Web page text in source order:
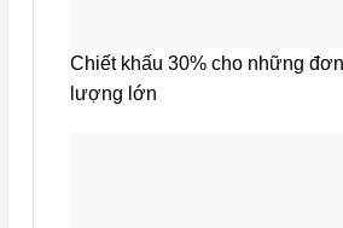
Chiết khấu 30% cho những
lượng lớn